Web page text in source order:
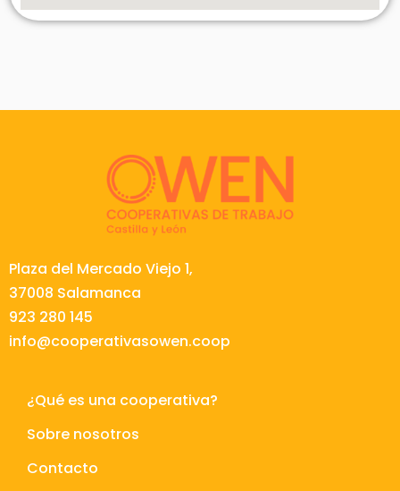
Plaza del Mercado Viejo 1,
37008 Salamanca
923 280 145
info@cooperativasowen.coop
¿Qué es una cooperativa?
Sobre nosotros
Contacto